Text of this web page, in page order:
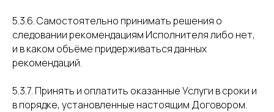
5.3.6. Самостоятельно принимать решения о
следовании рекомендациям Исполнителя либо нет,
и в каком объёме придерживаться данных
рекомендаций.
5.3.7. Принять и оплатить оказанные Услуги в сроки и
в порядке, установленные настоящим Договором.